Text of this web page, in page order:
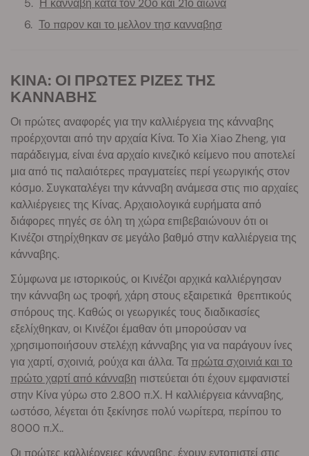
Η κανναβη κατα τον 20ο και 21ο αιωνα
Το παρον και το μελλον τησ κανναβησ
ΚΙΝΑ: ΟΙ ΠΡΩΤΕΣ ΡΙΖΕΣ ΤΗΣ
ΚΑΝΝΑΒΗΣ
Οι πρώτες αναφορές για την καλλιέργεια της κάνναβης
προέρχονται από την αρχαία Κίνα. Το Xia Xiao Zheng, για
παράδειγμα, είναι ένα αρχαίο κινεζικό κείμενο που αποτελεί
μια από τις παλαιότερες πραγματείες περί γεωργικής στον
κόσμο. Συγκαταλέγει την κάνναβη ανάμεσα στις πιο αρχαίες
καλλιέργειες της Κίνας. Αρχαιολογικά ευρήματα από
διάφορες πηγές σε όλη τη χώρα επιβεβαιώνουν ότι οι
Κινέζοι στηρίχθηκαν σε μεγάλο βαθμό στην καλλιέργεια της
κάνναβης.
Σύμφωνα με ιστορικούς, οι Κινέζοι αρχικά καλλιέργησαν
την κάνναβη ως τροφή, χάρη στους εξαιρετικά θρεπτικούς
σπόρους της. Καθώς οι γεωργικές τους διαδικασίες
εξελίχθηκαν, οι Κινέζοι έμαθαν ότι μπορούσαν να
χρησιμοποιήσουν στελέχη κάνναβης για να παράγουν ίνες
για χαρτί, σχοινιά, ρούχα και άλλα. Τα πρώτα σχοινιά και το
πρώτο χαρτί από κάνναβη πιστεύεται ότι έχουν εμφανιστεί
στην Κίνα γύρω στο 2.800 π.Χ. Η καλλιέργεια κάνναβης,
ωστόσο, λέγεται ότι ξεκίνησε πολύ νωρίτερα, περίπου το
8000 π.Χ..
Οι πρώτες καλλιέργειες κάνναβης, έχουν εντοπιστεί στις